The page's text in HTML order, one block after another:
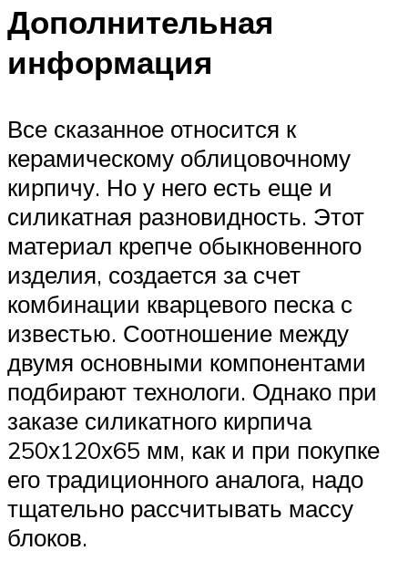
Дополнительная
информация
Все сказанное относится к
керамическому облицовочному
кирпичу. Но у него есть еще и
силикатная разновидность. Этот
материал крепче обыкновенного
изделия, создается за счет
комбинации кварцевого песка с
известью. Соотношение между
двумя основными компонентами
подбирают технологи. Однако при
заказе силикатного кирпича
250х120х65 мм, как и при покупке
его традиционного аналога, надо
тщательно рассчитывать массу
блоков.